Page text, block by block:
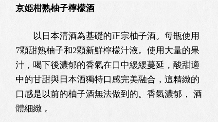
京姫柑熟柚子檸檬酒
以日本清酒為基礎的正宗柚子酒。每瓶使用
7顆甜熟柚子和2顆新鮮檸檬汁液。使用大量的果
汁，喝下後濃郁的香氣在口中緩緩蔓延，酸甜適
中的甘甜與日本酒獨特口感完美融合，這精緻的
口感是以前的柚子酒無法做到的。香氣濃郁， 酒
體細緻 。